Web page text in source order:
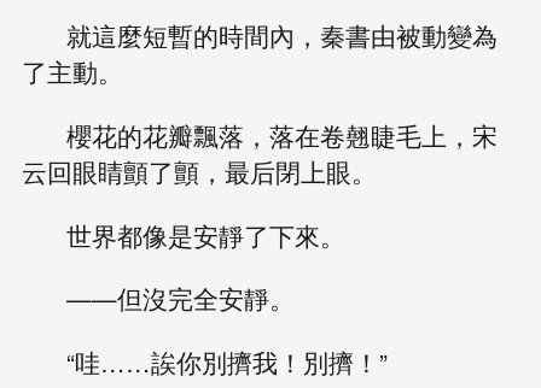
就這麼短暫的時間內，秦書由被動變為
了主動。
櫻花的花瓣飄落，落在卷翹睫毛上，宋
云回眼睛顫了顫，最后閉上眼。
世界都像是安靜了下來。
——但沒完全安靜。
“哇……誒你別擠我！別擠！”